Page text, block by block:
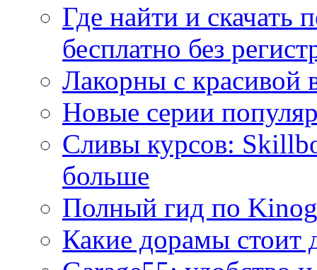
Где найти и
бесплатно без
Лакорны с красивой
Новые серии
Сливы курсов:
больше
Полный гид по
Какие дорамы стоит